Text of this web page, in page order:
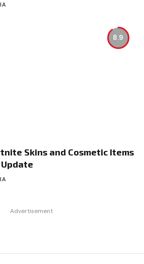
8.9
Skins and Cosmetic Items
Advertisement